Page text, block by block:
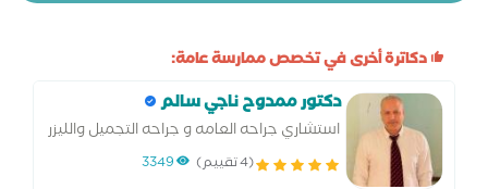
دكاترة أخرى في تخصص ممارسة عامة:
دكتور ممدوح ناجي سالم
استشاري جراحه العامه و جراحه التجميل والليزر
(4 تقييم) 3349